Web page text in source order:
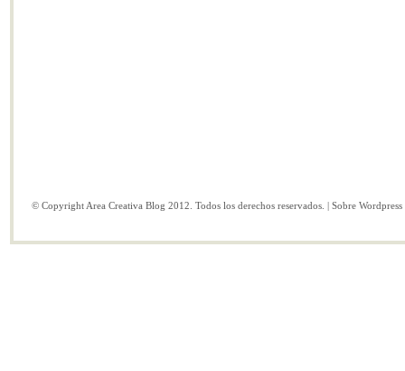
© Copyright Area Creativa Blog 2012. Todos los derechos reservados. | Sobre Wordpress